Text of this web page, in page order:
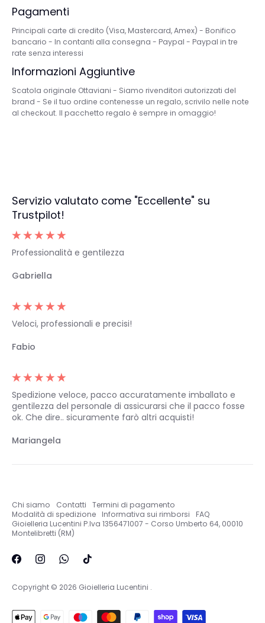
Pagamenti
Principali carte di credito (Visa, Mastercard, Amex) - Bonifico
bancario - In contanti alla consegna - Paypal - Paypal in tre
rate senza interessi
Informazioni Aggiuntive
Scatola originale Ottaviani - Siamo rivenditori autorizzati del
brand - Se il tuo ordine contenesse un regalo, scrivilo nelle note
al checkout. Il pacchetto regalo è sempre in omaggio!
Servizio valutato come "Eccellente" su
Trustpilot!
Professionalità e gentilezza
Gabriella
Veloci, professionali e precisi!
Fabio
Spedizione veloce, pacco accuratamente imballato e
gentilezza del personale di assicurarsi che il pacco fosse
ok. Che dire.. sicuramente farò altri acquisti!
Mariangela
Chi siamo Contatti
Termini di pagamento
Modalità di spedizione
Informativa sui rimborsi
FAQ
Gioielleria Lucentini P.Iva 1356471007 - Corso Umberto 64, 00010
Montelibretti (RM)
Copyright © 2026 Gioielleria Lucentini .